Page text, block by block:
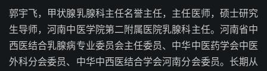
郭宇飞，甲状腺乳腺科主任名誉主任，主任医师，硕士研究
生导师，河南中医学院第二附属医院乳腺科主任。河南省中
西医结合乳腺病专业委员会主任委员、中华中医药学会中医
外科分会委员、中华中西医结合学会河南分会委员。长期从